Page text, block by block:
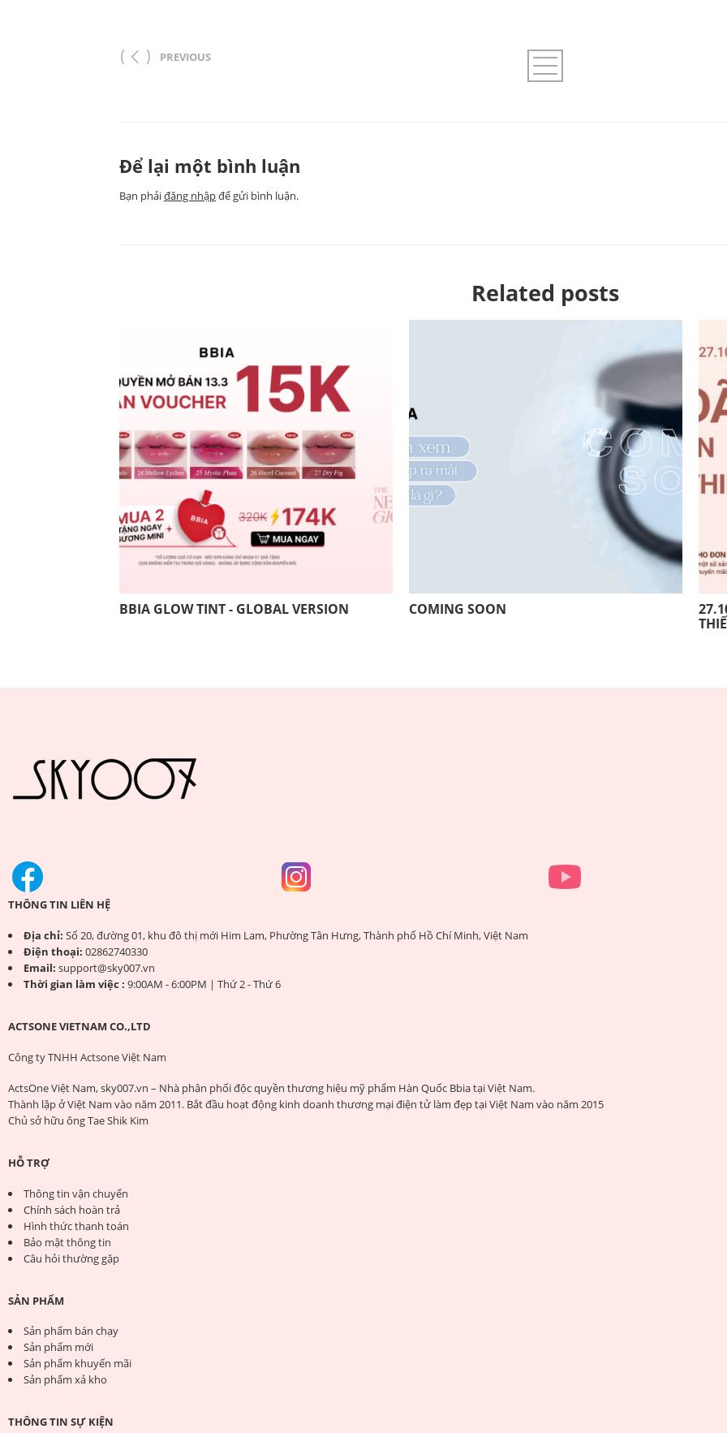
PREVIOUS
Để lại một bình luận
Bạn phảiđăng nhậpđể gửi bình luận.
Related posts
BBIA GLOW TINT - GLOBAL VERSION COMING SOON
THÔNG TIN LIÊN HỆ
Địa chỉ: Số 20, đường 01, khu đô thị mới Him Lam, Phường Tân Hưng, Thành phố Hồ Chí Minh, Việt Nam
Điện thoại: 02862740330
Email: support@sky007.vn
Thời gian làm việc : 9:00AM - 6:00PM | Thứ 2 - Thứ 6
ACTSONE VIETNAM CO.,LTD
Công ty TNHH Actsone Việt Nam
ActsOne Việt Nam, sky007.vn – Nhà phân phối độc quyền thương hiệu mỹ phẩm Hàn Quốc Bbia tại Việt Nam.
Thành lập ở Việt Nam vào năm 2011. Bắt đầu hoạt động kinh doanh thương mại điện tử làm đẹp tại Việt Nam vào năm 2015
Chủ sở hữu ông Tae Shik Kim
HỖ TRỢ
Thông tin vận chuyển
Chính sách hoàn trả
Hình thức thanh toán
Bảo mật thông tin
Câu hỏi thường gặp
SẢN PHẨM
Sản phẩm bán chạy
Sản phẩm mới
Sản phẩm khuyến mãi
Sản phẩm xả kho
THÔNG TIN SỰ KIỆN